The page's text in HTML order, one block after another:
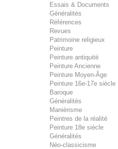
Essais & Documents
Généralités
Références
Revues
Patrimoine religieux
Peinture
Peinture antiquité
Peinture Ancienne
Peinture Moyen-Âge
Peinture 16e-17e siècle
Baroque
Généralités
Maniérisme
Peintres de la réalité
Peinture 18e siècle
Généralités
Néo-classicisme